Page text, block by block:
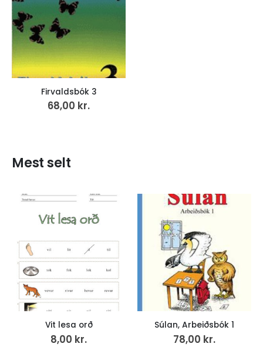
Firvaldsbók 3
68,00 kr.
Mest selt
Vit lesa orð
8,00 kr.
Súlan, Arbeiðsbók 1
78,00 kr.